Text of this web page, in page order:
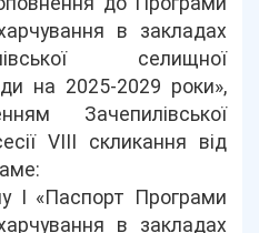
в закладах
селищної
на 2025-2029 роки»,
Зачепилівської
VIII скликання від
I «Паспорт Програми
в закладах